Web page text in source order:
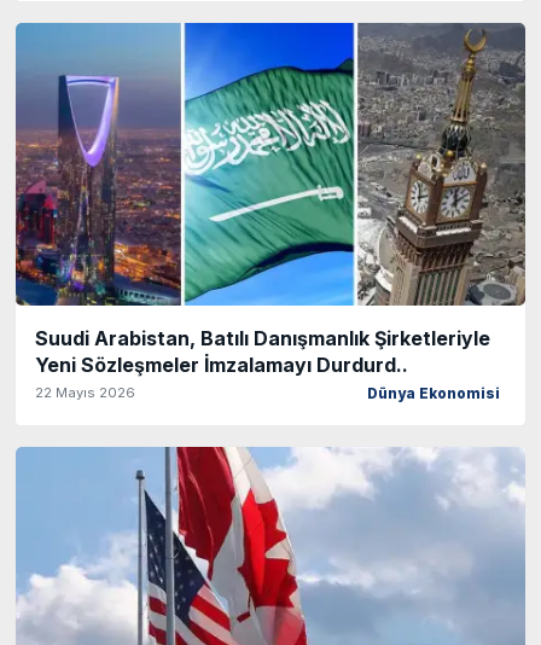
Suudi Arabistan, Batılı Danışmanlık Şirketleriyle
Yeni Sözleşmeler İmzalamayı Durdurd..
22 Mayıs 2026 Dünya Ekonomisi